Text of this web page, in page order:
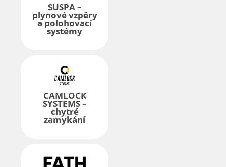
SUSPA –
plynové vzpěry
a polohovací
systémy
CAMLOCK
SYSTEMS –
chytré
zamykání